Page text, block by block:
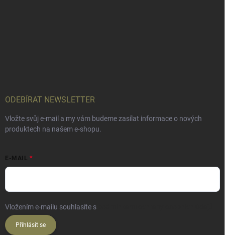
ODEBÍRAT NEWSLETTER
Vložte svůj e-mail a my vám budeme zasílat informace o nových
produktech na našem e-shopu.
E-MAIL
Vložením e-mailu souhlasíte s
Přihlásit se